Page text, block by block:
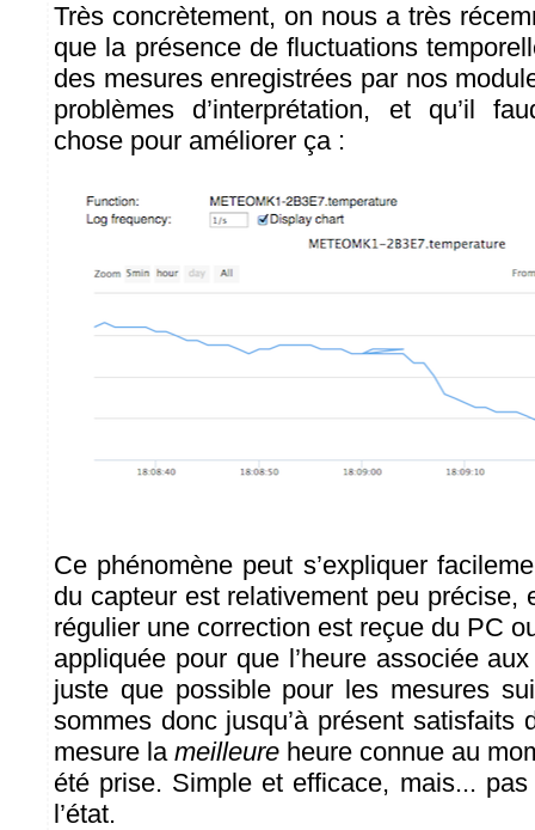
Très concrètement, on nous a très
que la présence de fluctuations
des mesures enregistrées par nos
problèmes d’interprétation, et qu’il
chose pour améliorer ça :
Ce phénomène peut s’expliquer
du capteur est relativement peu précise,
régulier une correction est reçue du PC
appliquée pour que l’heure associée
juste que possible pour les mesures
sommes donc jusqu’à présent satisfaits
mesure la meilleure heure connue au
été prise. Simple et efficace, mais...
l’état.